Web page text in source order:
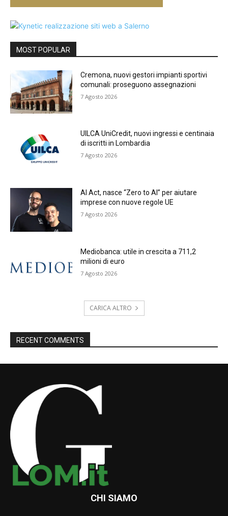
MOST POPULAR
Cremona, nuovi gestori impianti sportivi
comunali: proseguono assegnazioni
7 Agosto 2026
UILCA UniCredit, nuovi ingressi e centinaia
di iscritti in Lombardia
7 Agosto 2026
AI Act, nasce “Zero to AI” per aiutare
imprese con nuove regole UE
7 Agosto 2026
Mediobanca: utile in crescita a 711,2
milioni di euro
7 Agosto 2026
CARICA ALTRO
RECENT COMMENTS
CHI SIAMO